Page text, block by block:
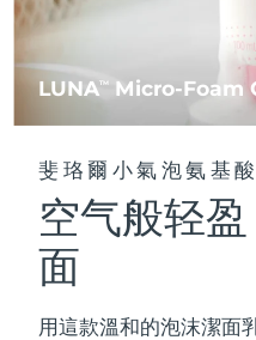
LUNATM Micro-Foam
斐珞爾小氣泡氨基
空气般轻
面
用這款溫和的泡沫潔面
LUNA™
Premium
LUNA™
All facial
UFO™ 設備
All deep
issa™
Dual LED +
ISSA™ 設
All silicone
FAQ™
Luxurious
FAQ™ P1
FAQ™ 211
Anti-aging
FAQ™ 221
FAQ™
Scalp
FAQ™護
All FAQ™
All hair
FAQ™
Full-
FAQ™
All FAQ™
脫毛
捷克
丹麥
芬蘭
法國